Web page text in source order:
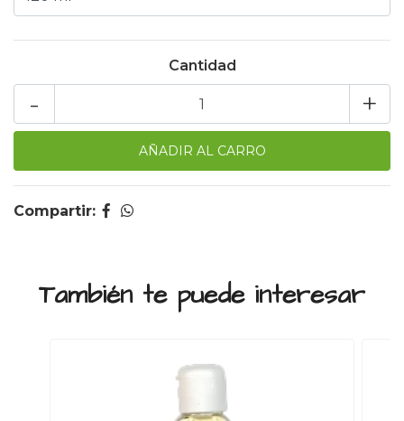
Cantidad
+
-
Compartir:
También te puede interesar